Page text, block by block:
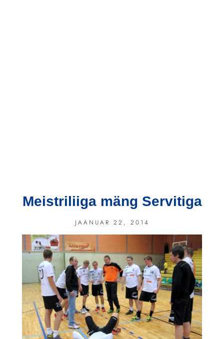
Meistriliiga mäng Servitiga
JAANUAR 22, 2014